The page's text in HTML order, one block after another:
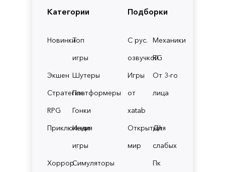
Категории
НовинкиТоп
игры
Экшен Шутеры
СтратегииПлатформеры
RPG
Гонки
Приключения
Инди
игры
ХоррорСимуляторы
Подборки
С рус.
озвучкой
Механики
RG
Игры
от
xatab
От 3-го
лица
Открытый
мир
Для
слабых
Пк